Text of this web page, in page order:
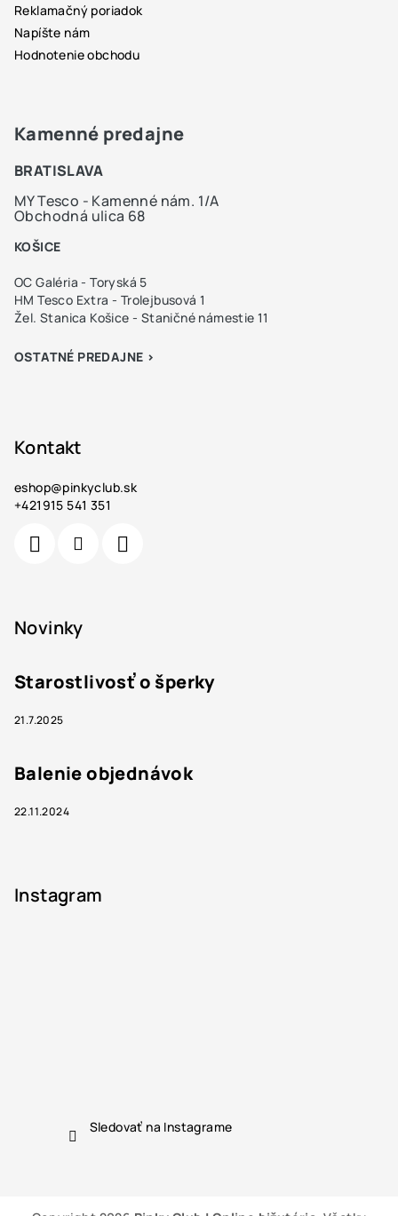
Reklamačný poriadok
Napíšte nám
Hodnotenie obchodu
Kamenné predajne
BRATISLAVA
MY Tesco - Kamenné nám. 1/A
Obchodná ulica 68
KOŠICE
OC Galéria - Toryská 5
HM Tesco Extra - Trolejbusová 1
Žel. Stanica Košice - Staničné námestie 11
OSTATNÉ PREDAJNE >
Kontakt
eshop@pinkyclub.sk
+421915 541 351
Novinky
Starostlivosť o šperky
21.7.2025
Balenie objednávok
22.11.2024
Instagram
Sledovať na Instagrame